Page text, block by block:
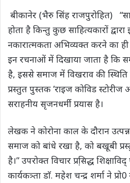
A
p
p
b
o
k
t
e
r
r
a
m
L
i
n
k
बीकानेर (भैरु सिंह राजपुरोहित)
होता है किन्तु कुछ साहित्यकारों
नकारात्मकता अभिव्यक्त करने का ही
इन रचनाओं में दिखाया जाता है कि
है, इससे समाज में विखराव की
प्रस्तुत पुस्तक ’राइज कोविड स्टोरीज
सराहनीय सृजनधर्मी प्रयास है।
लेखक ने कोरोना काल के दौरान
समाज को बांधे रखा है, को बखूबी
है।” उपरोक्त विचार प्रसि़द्ध
कार्यकत्र्ता डाॅ. महेश चन्द्र शर्मा ने